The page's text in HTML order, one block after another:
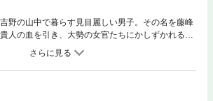
野の山中で暮らす見目麗しい男子。その名を藤峰
人の血を引き、大勢の女官たちにかしずかれる身
れないでいた。８年間という歳月は、父親の面影
ぎる時間だった。ある日、気分転換にと屋敷を脱
した美しい男と出会い手当てをほどこす。そのこ
「鬼」一族と深くかかわってゆく契機になるとも